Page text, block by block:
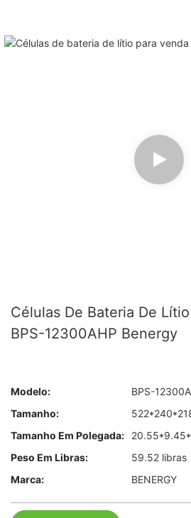
Células De Bateria De
BPS-12300AHP Benergy
Modelo:
BPS-
Tamanho:
Tamanho Em Polegada:
Peso Em Libras:
59.52 libras
Marca:
BENERGY